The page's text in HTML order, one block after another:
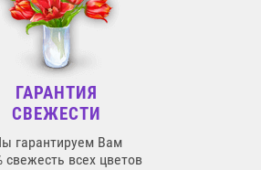
ГАРАНТИЯ
СВЕЖЕСТИ
гарантируем Вам
свежесть всех цветов